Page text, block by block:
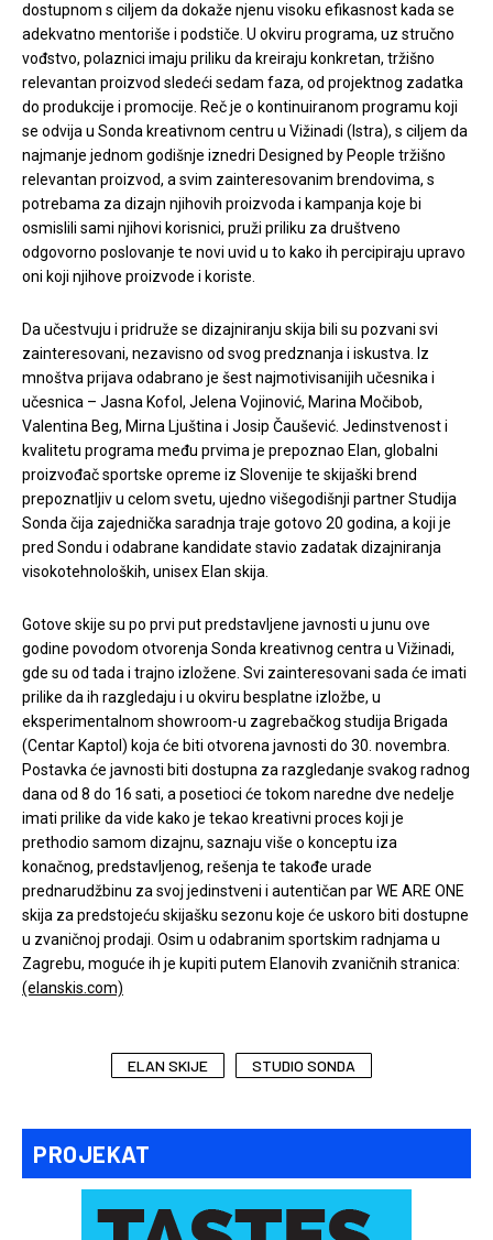
PROJEKAT
dostupnom s ciljem da dokaže njenu visoku efikasnost kada se
adekvatno mentoriše i podstiče. U okviru programa, uz stručno
vođstvo, polaznici imaju priliku da kreiraju konkretan, tržišno
relevantan proizvod sledeći sedam faza, od projektnog zadatka
do produkcije i promocije. Reč je o kontinuiranom programu koji
se odvija u Sonda kreativnom centru u Vižinadi (Istra), s ciljem da
najmanje jednom godišnje iznedri Designed by People tržišno
relevantan proizvod, a svim zainteresovanim brendovima, s
potrebama za dizajn njihovih proizvoda i kampanja koje bi
osmislili sami njihovi korisnici, pruži priliku za društveno
odgovorno poslovanje te novi uvid u to kako ih percipiraju upravo
oni koji njihove proizvode i koriste.
Da učestvuju i pridruže se dizajniranju skija bili su pozvani svi
zainteresovani, nezavisno od svog predznanja i iskustva. Iz
mnoštva prijava odabrano je šest najmotivisanijih učesnika i
učesnica – Jasna Kofol, Jelena Vojinović, Marina Močibob,
Valentina Beg, Mirna Ljuština i Josip Čaušević. Jedinstvenost i
kvalitetu programa među prvima je prepoznao Elan, globalni
proizvođač sportske opreme iz Slovenije te skijaški brend
prepoznatljiv u celom svetu, ujedno višegodišnji partner Studija
Sonda čija zajednička saradnja traje gotovo 20 godina, a koji je
pred Sondu i odabrane kandidate stavio zadatak dizajniranja
visokotehnoloških, unisex Elan skija.
Gotove skije su po prvi put predstavljene javnosti u junu ove
godine povodom otvorenja Sonda kreativnog centra u Vižinadi,
gde su od tada i trajno izložene. Svi zainteresovani sada će imati
prilike da ih razgledaju i u okviru besplatne izložbe, u
eksperimentalnom showroom-u zagrebačkog studija Brigada
(Centar Kaptol) koja će biti otvorena javnosti do 30. novembra.
Postavka će javnosti biti dostupna za razgledanje svakog radnog
dana od 8 do 16 sati, a posetioci će tokom naredne dve nedelje
imati prilike da vide kako je tekao kreativni proces koji je
prethodio samom dizajnu, saznaju više o konceptu iza
konačnog, predstavljenog, rešenja te takođe urade
prednarudžbinu za svoj jedinstveni i autentičan par WE ARE ONE
skija za predstojeću skijašku sezonu koje će uskoro biti dostupne
u zvaničnoj prodaji. Osim u odabranim sportskim radnjama u
Zagrebu, moguće ih je kupiti putem Elanovih zvaničnih stranica:
(elanskis.com)
ELAN SKIJE STUDIO SONDA